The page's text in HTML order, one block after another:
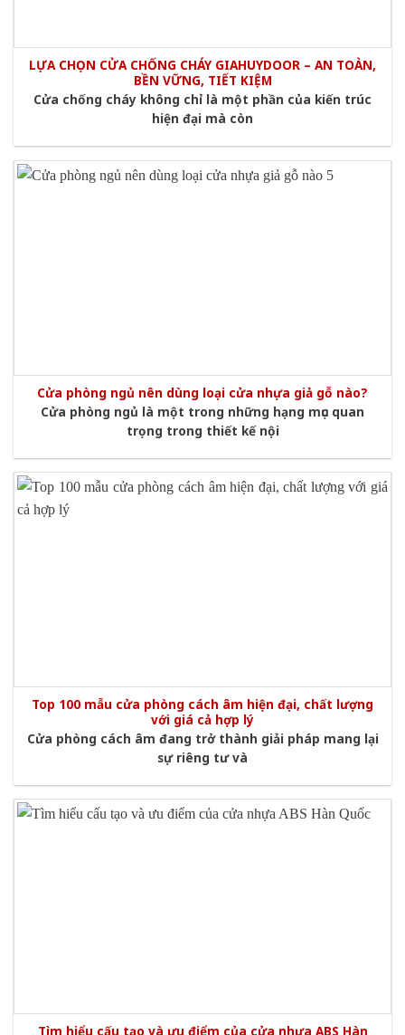
LỰA CHỌN CỬA CHỐNG CHÁY GIAHUYDOOR – AN TOÀN,
BỀN VỮNG, TIẾT KIỆM
Cửa chống cháy không chỉ là một phần của kiến trúc
hiện đại mà còn
Cửa phòng ngủ nên dùng loại cửa nhựa giả gỗ nào?
Cửa phòng ngủ là một trong những hạng mục quan
trọng trong thiết kế nội
Top 100 mẫu cửa phòng cách âm hiện đại, chất lượng
với giá cả hợp lý
Cửa phòng cách âm đang trở thành giải pháp mang lại
sự riêng tư và
Tìm hiểu cấu tạo và ưu điểm của cửa nhựa ABS Hàn